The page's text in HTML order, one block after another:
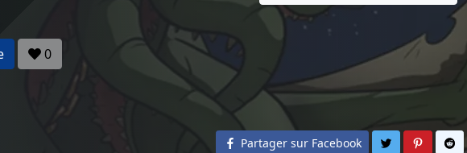
0
Partager sur Facebook Partager sur